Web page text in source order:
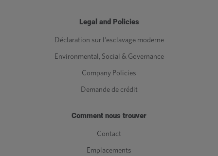
Legal and Policies
Déclaration sur l'esclavage moderne
Environmental, Social & Governance
Company Policies
Demande de crédit
Comment nous trouver
Contact
Emplacements